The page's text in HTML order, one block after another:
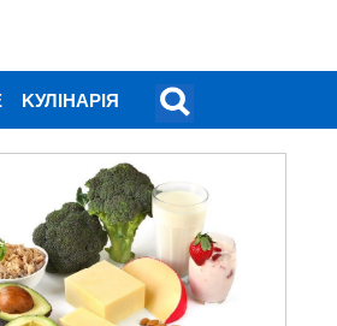
KУЛІНАРІЯ